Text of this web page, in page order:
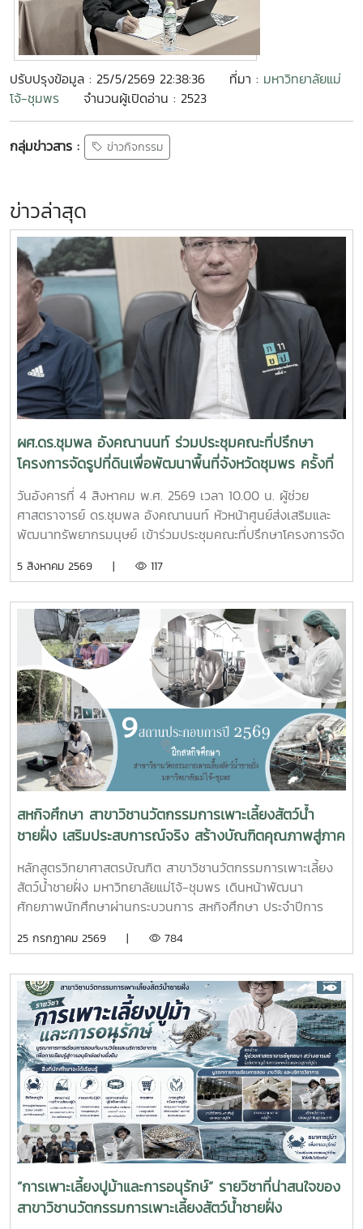
ปรับปรุงข้อมูล : 25/5/2569 22:38:36 ที่มา : มหาวิทยาลัยแม่
โจ้-ชุมพร
จำนวนผู้เปิดอ่าน : 2523
กลุ่มข่าวสาร : ข่าวกิจกรรม
ข่าวล่าสุด
ผศ.ดร.ชุมพล อังคณานนท์ ร่วมประชุมคณะที่ปรึกษา
โครงการจัดรูปที่ดินเพื่อพัฒนาพื้นที่จังหวัดชุมพร ครั้งที่
2/2569
วันอังคารที่ 4 สิงหาคม พ.ศ. 2569 เวลา 10.00 น. ผู้ช่วย
ศาสตราจารย์ ดร.ชุมพล อังคณานนท์ หัวหน้าศูนย์ส่งเสริมและ
พัฒนาทรัพยากรมนุษย์ เข้าร่วมประชุมคณะที่ปรึกษาโครงการจัด
รวม สาย ก3 และ ก4ในเขตผังเมืองรวมชุมชนปากน้ำหลังสวน
ศาลากลางจังหวัดชุมพร โดยมีนายจักรพงศ์ นิลไพรัช ธนารักษ์
พื้นที่ชุมพร เป็นประธานในการประชุมในการนี้ นายอุดม จิตตวงค์
โยธาธิการและผังเมืองจังหวัดชุมพร พร้อมด้วยคณะที่ปรึกษา
โครงการจัดรูปที่ดินเพื่อพัฒนาพื้นที่ส่วนจังหวัดชุมพร บริเวณ
ถนนผังเมืองรวม สาย ก3 และก4 ในเขตผังเมืองรวมชุมชน
ปากน้ำหลังสวน เข้าร่วมการประชุมฯ ดังกล่าว เพื่อพิจารณาขอ
ความเห็นชอบค่าชดเชยต้นไม้และพืชผล และค่าชดเชยอาคารและ
สิ่งปลูกสร้างจากกองทุนจัดรูปที่ดินเพื่อพัฒนาพื้นที่มติที่ประชุม
รับทราบรายละเอียดราคาและเห็นควรให้เสนอคณะกรรมการ
จังหวัดขอรับเงินอุดหนุนจากกกองทุนจัดรูปเพื่อพัฒนาพื้นที่
5 สิงหาคม 2569 | 117
สหกิจศึกษา สาขาวิชานวัตกรรมการเพาะเลี้ยงสัตว์น้ำ
ชายฝั่ง เสริมประสบการณ์จริง สร้างบัณฑิตคุณภาพสู่ภาค
อุตสาหกรรมการผลิตสัตว์น้ำ
หลักสูตรวิทยาศาสตรบัณฑิต สาขาวิชานวัตกรรมการเพาะเลี้ยง
สัตว์น้ำชายฝั่ง มหาวิทยาลัยแม่โจ้-ชุมพร เดินหน้าพัฒนา
ศักยภาพนักศึกษาผ่านกระบวนการ สหกิจศึกษา ประจำปีการ
การและหน่วยงานภาคีเครือข่ายเป็นระยะเวลา 4 เดือน เพื่อให้
ความรู้จากห้องเรียนไปประยุกต์ใช้ในการทำงานจริงทั้งนี้ สหกิจ
ศึกษาเป็นส่วนสำคัญของการจัดการเรียนการสอน ที่มุ่งเน้นการ
ผลิตบัณฑิตให้มีความพร้อมทั้งด้านวิชาการและวิชาชีพ นักศึกษา
จะได้ฝึกทักษะการทำงานในสภาพแวดล้อมจริง เรียนรู้การแก้ไข
ปัญหาเฉพาะหน้า อดทน สู้งาน ซื่อสัตย์ มีสัมมาคารวะ ทำงาน
ร่วมกับผู้อื่นได้ และการปรับตัวให้เข้ากับองค์กร ตลอดจนพัฒนา
ทักษะวิชาชีพด้านการเพาะเลี้ยงสัตว์น้ำชายฝั่ง ให้สอดคล้องกับ
ความต้องการของภาคอุตสาหกรรมการผลิตสัตว์น้ำและอื่นๆที่
เกี่ยวข้อง
25 กรกฎาคม 2569 | 784
“การเพาะเลี้ยงปูม้าและการอนุรักษ์” รายวิชาที่น่าสนใจของ
สาขาวิชานวัตกรรมการเพาะเลี้ยงสัตว์น้ำชายฝั่ง